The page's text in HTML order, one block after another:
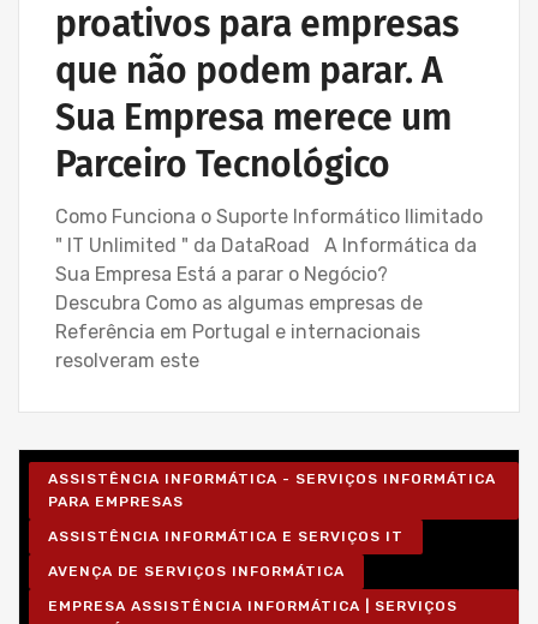
proativos para empresas
que não podem parar. A
Sua Empresa merece um
Parceiro Tecnológico
Como Funciona o Suporte Informático Ilimitado
" IT Unlimited " da DataRoad A Informática da
Sua Empresa Está a parar o Negócio?
Descubra Como as algumas empresas de
Referência em Portugal e internacionais
resolveram este
ASSISTÊNCIA INFORMÁTICA - SERVIÇOS INFORMÁTICA
PARA EMPRESAS
ASSISTÊNCIA INFORMÁTICA E SERVIÇOS IT
AVENÇA DE SERVIÇOS INFORMÁTICA
EMPRESA ASSISTÊNCIA INFORMÁTICA | SERVIÇOS